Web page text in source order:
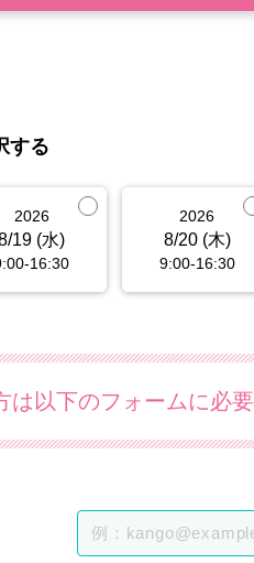
する
2026
19 (水)
16:30
2026
8/20 (木)
9:00-16:30
は以下のフォームに必